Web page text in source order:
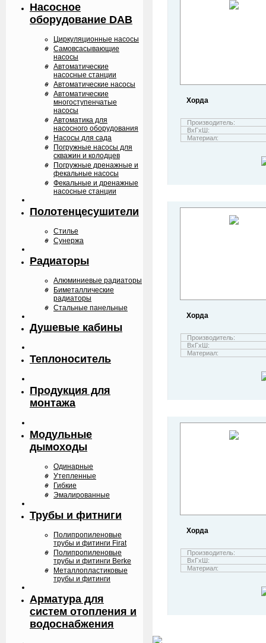
Насосное
оборудование DAB
Циркуляционные насосы
Самовсасывающие
насосы
Автоматические
насосные станции
Автоматические насосы
Автоматические
многоступенчатые
насосы
Автоматика для
насосного оборудования
Насосы для сада
Погружные насосы для
скважин и колодцев
Погружные дренажные и
фекальные насосы
Фекальные и дренажные
насосные станции
Полотенцесушители
Стилье
Сунержа
Радиаторы
Алюминиевые радиаторы
Биметаллические
радиаторы
Стальные панельные
Душевые кабины
Теплоноситель
Продукция для
монтажа
Модульные
дымоходы
Одинарные
Утепленные
Гибкие
Эмалированные
Трубы и фитниги
Полипропиленовые
трубы и фитинги Firat
Полипропиленовые
трубы и фитинги Berke
Металлопластиковые
трубы и фитинги
Арматура для
систем отопления и
водоснабжения
Хорда
Производитель:
ВхГхШ:
Материал:
Хорда
Производитель:
ВхГхШ:
Материал:
Хорда
Производитель:
ВхГхШ:
Материал: